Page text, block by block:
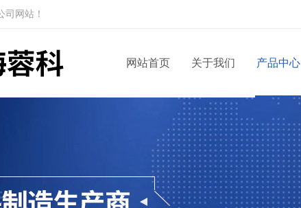
网站！
网站首页 关于我们 产品中心